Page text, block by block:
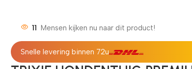
11 Mensen kijken nu naar dit product!
Snelle levering binnen 72u